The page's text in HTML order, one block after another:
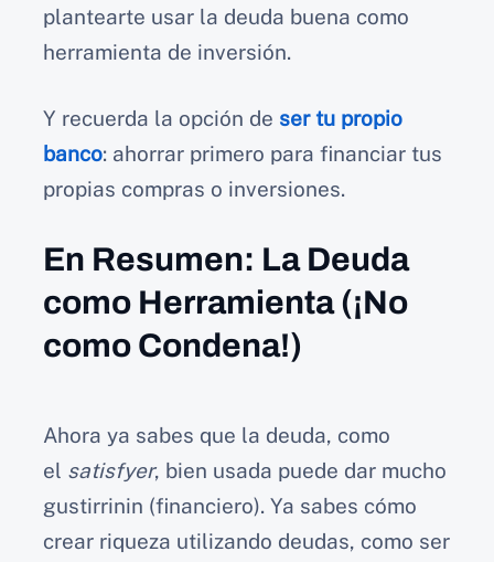
plantearte usar la deuda buena como
herramienta de inversión.
Y recuerda la opción de ser tu propio
banco: ahorrar primero para financiar tus
propias compras o inversiones.
En Resumen: La Deuda
como Herramienta (¡No
como Condena!)
Ahora ya sabes que la deuda, como
el satisfyer, bien usada puede dar mucho
gustirrinin (financiero). Ya sabes cómo
crear riqueza utilizando deudas, como ser